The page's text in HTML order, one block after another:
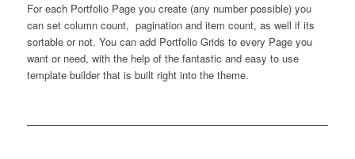
For each Portfolio Page you create (any number possible) you
can set column count, pagination and item count, as well if its
sortable or not. You can add Portfolio Grids to every Page you
want or need, with the help of the fantastic and easy to use
template builder that is built right into the theme.